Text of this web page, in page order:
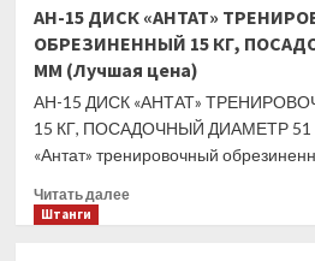
цена)
ДИСК
«АНТАТ»
ТРЕНИРОВОЧНЫЙ
ОБРЕЗИНЕННЫЙ
КГ,
ПОСАДОЧНЫЙ
ММ
АН-15 ДИСК «АНТАТ»
ОБРЕЗИНЕННЫЙ 15 КГ,
ММ (Лучшая цена)
АН-15 ДИСК «АНТАТ»
15 КГ, ПОСАДОЧНЫЙ ДИАМЕТР 51
«Антат» тренировочный
Читать далееПрочитать
Штанги